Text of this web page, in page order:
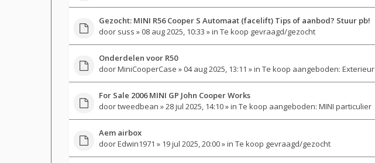
Gezocht: MINI R56 Cooper S Automaat (facelift) Tips of aanbod? Stuur pb!
door suss » 08 aug 2025, 10:33 » in Te koop gevraagd/gezocht
Onderdelen voor R50
doorMiniCooperCase » 04 aug 2025, 13:11 » in Te koop aangeboden: Exterieur
For Sale 2006 MINI GP John Cooper Works
doortweedbean » 28 jul 2025, 14:10 » in Te koop aangeboden: MINI particulier
Aem airbox
doorEdwin1971 » 19 jul 2025, 20:00 » in Te koop gevraagd/gezocht